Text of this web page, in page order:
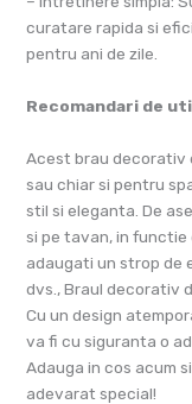
curatare rapida si
pentru ani de zile.
Recomandari de
Acest brau decorativ
sau chiar si pentru
stil si eleganta. De
si pe tavan, in functie
adaugati un strop de
dvs., Braul decorativ
Cu un design
va fi cu siguranta o
Adauga in cos acum
adevarat special!